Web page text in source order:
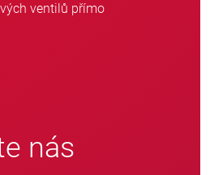
ventilů přímo
nás